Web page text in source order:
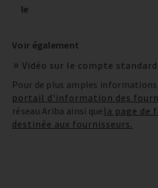
le
Voir également
Vidéo sur le compte
Pour de plus amples
portail d'information des
réseau Ariba ainsi que la page de
destinée aux fournisseurs.